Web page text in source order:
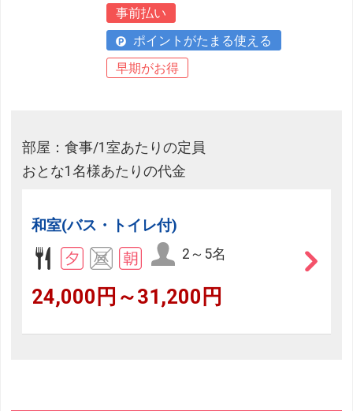
事前払い
ポイントがたまる使える
早期がお得
部屋：食事/1室あたりの定員
おとな1名様あたりの代金
和室(バス・トイレ付)
2～5名
24,000円～31,200円